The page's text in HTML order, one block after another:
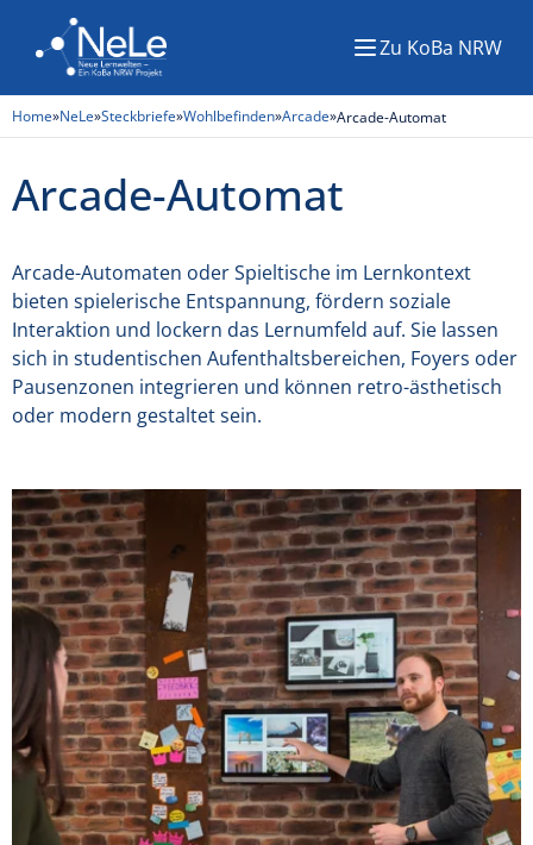
MenüZu KoBa NRW
Home»NeLe»Steckbriefe»Wohlbefinden»Arcade»Arcade-Automat
Arcade-Automat
Arcade-Automaten oder Spieltische im Lernkontext
bieten spielerische Entspannung, fördern soziale
Interaktion und lockern das Lernumfeld auf. Sie lassen
sich in studentischen Aufenthaltsbereichen, Foyers oder
Pausenzonen integrieren und können retro-ästhetisch
oder modern gestaltet sein.